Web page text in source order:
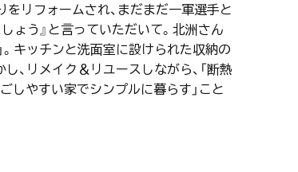
をリフォームされ、まだまだ一軍選手と
ょう』と言っていただいて。北洲さん
キッチンと洗面室に設けられた収納の
、リメイク＆リユースしながら、「断熱
しやすい家でシンプルに暮らす」こと